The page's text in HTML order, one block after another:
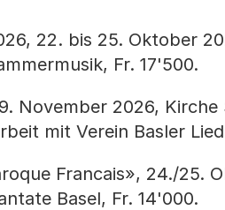
22. bis 25. Oktober
Fr. 17'500.
November 2026,
mit Verein Basler
Francais», 24./25.
Basel, Fr. 14'000.